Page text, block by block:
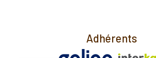
Adhérents